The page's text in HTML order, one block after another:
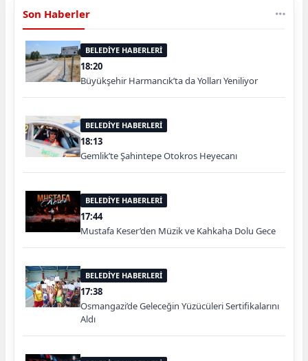
Son Haberler
BELEDİYE HABERLERİ
18:20
Büyükşehir Harmancık’ta da Yolları Yeniliyor
BELEDİYE HABERLERİ
18:13
Gemlik’te Şahintepe Otokros Heyecanı
BELEDİYE HABERLERİ
17:44
Mustafa Keser’den Müzik ve Kahkaha Dolu Gece
BELEDİYE HABERLERİ
17:38
Osmangazi’de Geleceğin Yüzücüleri Sertifikalarını
Aldı